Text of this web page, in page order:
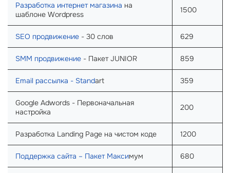
Разработка интернет магазина на
шаблоне Wordpress
1500
SEO продвижение - 30 слов 629
SMM продвижение - Пакет JUNIOR 859
Email рассылка - Standart 359
Google Adwords - Первоначальная
настройка
200
Разработка Landing Page на чистом коде 1200
Поддержка сайта – Пакет Максимум 680